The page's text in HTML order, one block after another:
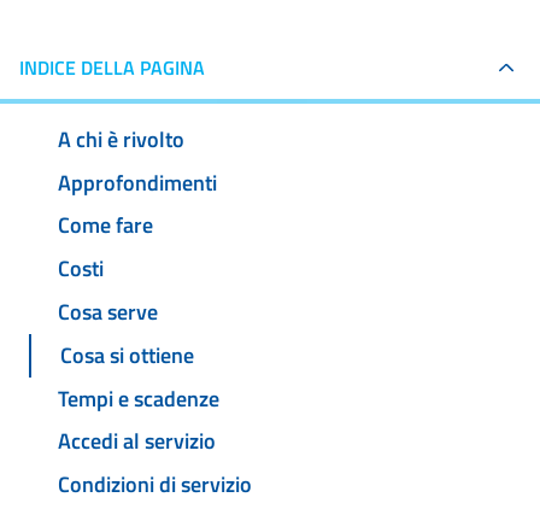
INDICE DELLA PAGINA
A chi è rivolto
Approfondimenti
Come fare
Costi
Cosa serve
Cosa si ottiene
Tempi e scadenze
Accedi al servizio
Condizioni di servizio